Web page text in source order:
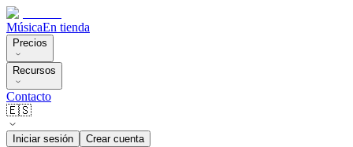
MúsicaEn tienda
Precios
Recursos
Contacto
🇪🇸
Iniciar sesión Crear cuenta